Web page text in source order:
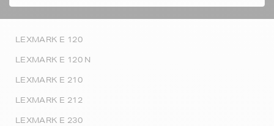
LEXMARK E 120
LEXMARK E 120 N
LEXMARK E 210
LEXMARK E 212
LEXMARK E 230